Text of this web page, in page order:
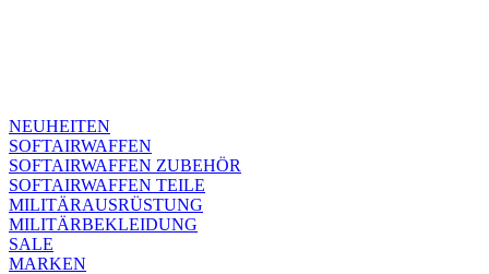
NEUHEITEN
SOFTAIRWAFFEN
SOFTAIRWAFFEN ZUBEHÖR
SOFTAIRWAFFEN TEILE
MILITÄRAUSRÜSTUNG
MILITÄRBEKLEIDUNG
SALE
MARKEN